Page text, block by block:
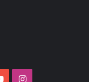
YouTubeInstagram